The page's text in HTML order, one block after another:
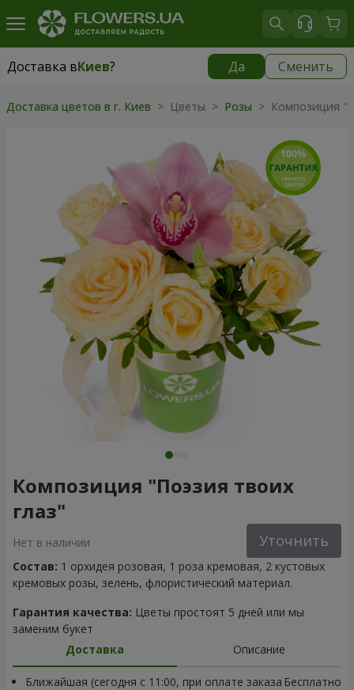
Доставка вКиев? Да Сменить
Доставка вКиев
Доставка цветов в г. Киев > Цветы > Розы > Композиция
Композиция "Поэзия твоих
глаз"
Нет в наличии Уточнить
Состав: 1 орхидея розовая, 1 роза кремовая, 2 кустовых
кремовых розы, зелень, флористический материал.
Гарантия качества: Цветы простоят 5 дней или мы
заменим букет
Доставка
Описание
Ближайшая (сегодня с 11:00, при оплате заказа Бесплатно